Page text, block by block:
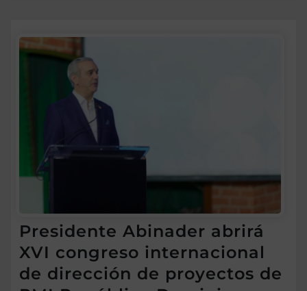
Presidente Abinader abrirá
XVI congreso internacional
de dirección de proyectos de